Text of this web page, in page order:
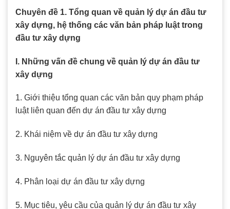
Chuyên đề 1. Tổng quan về quản lý dự án đầu tư
xây dựng, hệ thống các văn bản pháp luật trong
đầu tư xây dựng
I. Những vấn đề chung về quản lý dự án đầu tư
xây dựng
1. Giới thiệu tổng quan các văn bản quy phạm pháp
luật liên quan đến dự án đầu tư xây dựng
2. Khái niệm về dự án đầu tư xây dựng
3. Nguyên tắc quản lý dự án đầu tư xây dựng
4. Phân loại dự án đầu tư xây dựng
5. Mục tiêu, yêu cầu của quản lý dự án đầu tư xây